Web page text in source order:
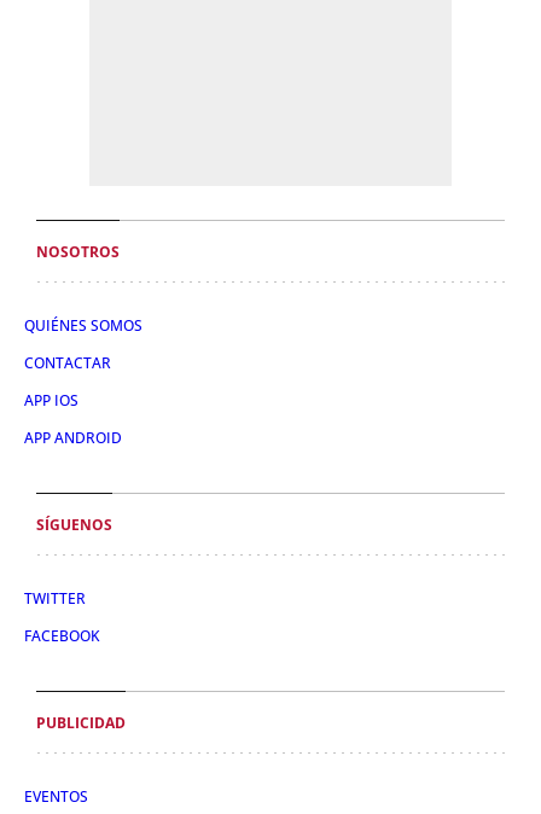
NOSOTROS
QUIÉNES SOMOS
CONTACTAR
APP IOS
APP ANDROID
SÍGUENOS
TWITTER
FACEBOOK
PUBLICIDAD
EVENTOS